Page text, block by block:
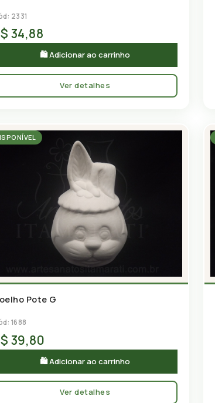
2331
34,88
🛍 Adicionar ao carrinho
Ver detalhes
Pote G
1688
39,80
🛍 Adicionar ao carrinho
Ver detalhes